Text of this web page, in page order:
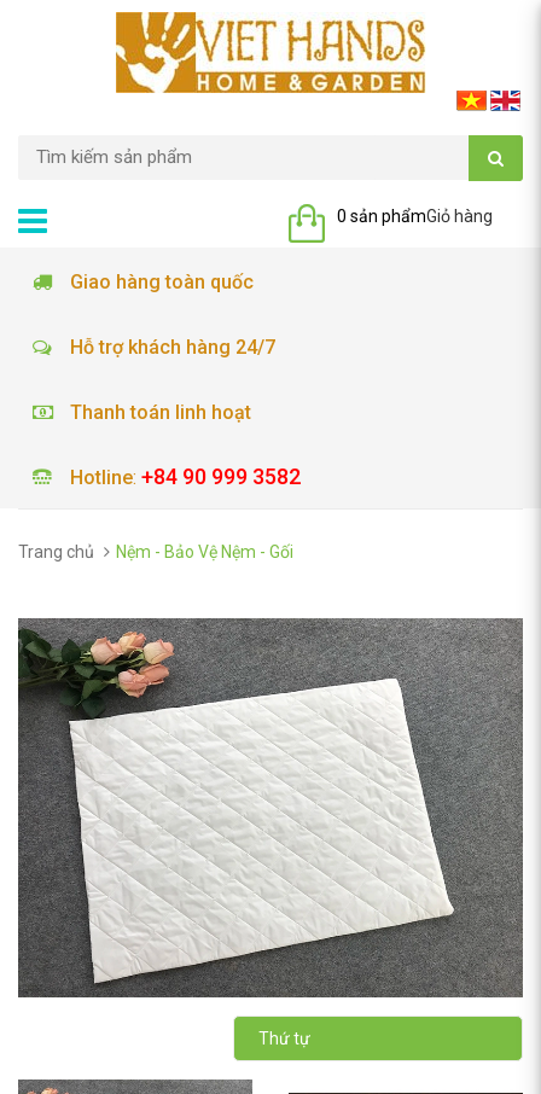
Giỏ hàng
0 sản phẩm
Giao hàng toàn quốc
Hỗ trợ khách hàng 24/7
Thanh toán linh hoạt
Hotline: +84 90 999 3582
Trang chủ Nệm - Bảo Vệ Nệm - Gối
Thứ tự